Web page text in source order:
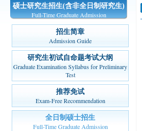
硕士研究生招生(含非全日制研究生)
Full-Time Graduate Admission
招生简章
Admission Guide
研究生初试自命题考试大纲
Graduate Examination Syllabus for Preliminary
Test
推荐免试
Exam-Free Recommendation
全日制硕士招生
Full-Time Graduate Admission